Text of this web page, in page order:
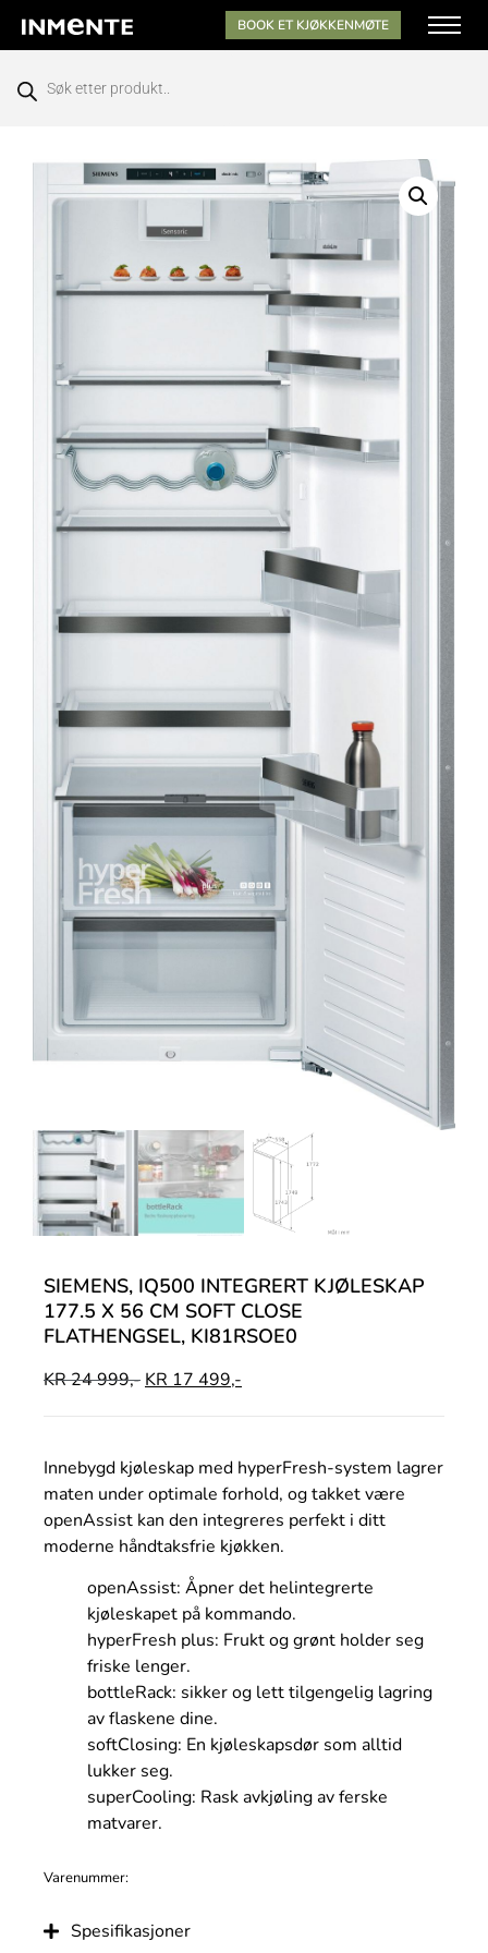
BOOK ET KJØKKENMØTE
SIEMENS, IQ500 INTEGRERT KJØLESKAP
177.5 X 56 CM SOFT CLOSE
FLATHENGSEL, KI81RSOE0
KR24 999,- KR 17 499,-
Innebygd kjøleskap med hyperFresh-system lagrer
maten under optimale forhold, og takket være
openAssist kan den integreres perfekt i ditt
moderne håndtaksfrie kjøkken.
openAssist: Åpner det helintegrerte
kjøleskapet på kommando.
hyperFresh plus: Frukt og grønt holder seg
friske lenger.
bottleRack: sikker og lett tilgengelig lagring
av flaskene dine.
softClosing: En kjøleskapsdør som alltid
lukker seg.
superCooling: Rask avkjøling av ferske
matvarer.
Varenummer:
Spesifikasjoner